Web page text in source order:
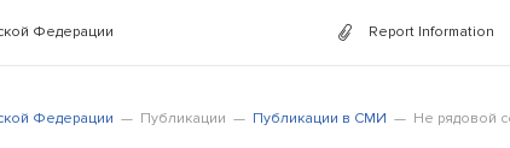
Федерации Report Information
Федерации Публикации Публикации в СМИ Не рядовой